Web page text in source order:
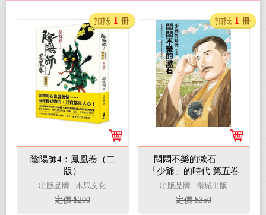
陰陽師4：鳳凰卷（二
版）
出版品牌 : 木馬文化
定價 $290
扣抵 1 冊
悶悶不樂的漱石——
「少爺」的時代 第五卷
出版品牌 : 衛城出版
定價 $350
扣抵 1 冊